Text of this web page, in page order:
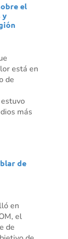
el
y
está en
de
más
de
en
el
de